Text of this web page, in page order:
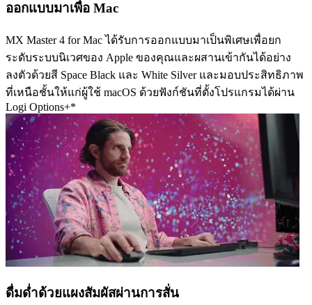
ออกแบบมาเพื่อ Mac
MX Master 4 for Mac ได้รับการออกแบบมาเป็นพิเศษเพื่อยก
ระดับระบบนิเวศของ Apple ของคุณและผสานเข้ากันได้อย่าง
ลงตัวด้วยสี Space Black และ White Silver และมอบประสิทธิภาพ
ที่เหนือชั้นให้แก่ผู้ใช้ macOS ด้วยฟังก์ชันที่ตั้งโปรแกรมได้ผ่าน
Logi Options+*
ดื่มด่ำด้วยแผงสัมผัสผ่านการสั่น